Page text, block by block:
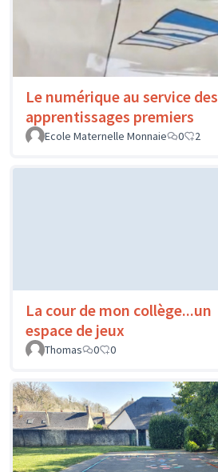
Le numérique au service des
apprentissages premiers
Ecole Maternelle Monnaie
0 2
La cour de mon collège...un
espace de jeux
Thomas
0 0